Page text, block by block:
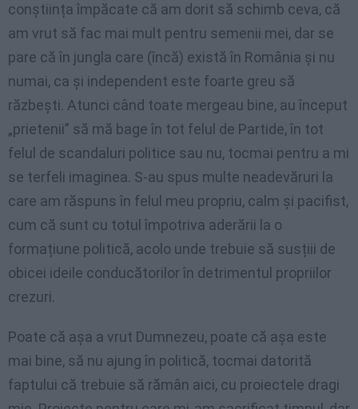
conștiința împăcate că am dorit să schimb ceva, că
am vrut să fac mai mult pentru semenii mei, dar se
pare că în jungla care (încă) există în România și nu
numai, ca şi independent este foarte greu să
răzbești. Atunci când toate mergeau bine, au început
„prietenii” să mă bage în tot felul de Partide, în tot
felul de scandaluri politice sau nu, tocmai pentru a mi
se terfeli imaginea. S-au spus multe neadevăruri la
care am răspuns în felul meu propriu, calm şi pacifist,
cum că sunt cu totul împotriva aderării la o
formațiune politică, acolo unde trebuie să susțiii de
obicei ideile conducătorilor în detrimentul propriilor
crezuri.
Poate că așa a vrut Dumnezeu, poate că așa este
mai bine, să nu ajung în politică, tocmai datorită
faptului că trebuie să rămân aici, cu proiectele dragi